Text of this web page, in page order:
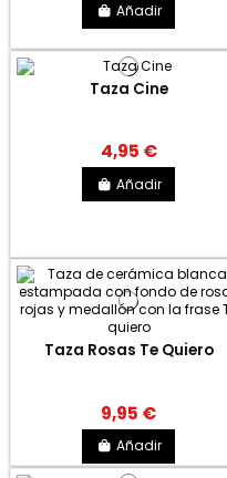
Añadir
Taza Cine
4,95 €
Añadir
Taza Rosas Te Quiero
9,95 €
Añadir